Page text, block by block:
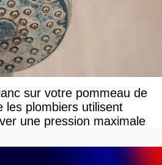
sur votre pommeau de
les plombiers utilisent
une pression maximale